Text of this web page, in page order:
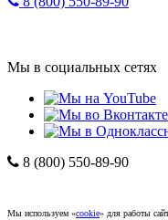
Мы в социальных сетях
8 (800) 550-89-90
Мы используем «cookie» для работы